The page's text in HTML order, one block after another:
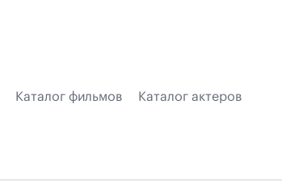
Каталог фильмов Каталог актеров